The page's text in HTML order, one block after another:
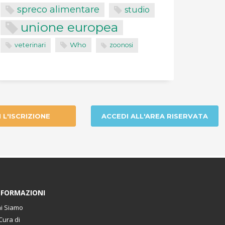
spreco alimentare studio
unione europea
veterinari Who zoonosi
L'ISCRIZIONE ACCEDI ALL'AREA RISERVATA
Siamo
di